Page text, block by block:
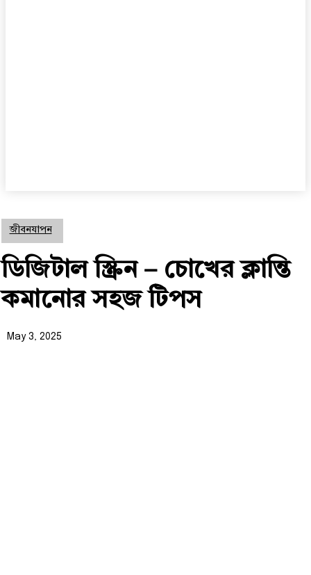
জীবনযাপন
ডিজিটাল স্ক্রিন – চোখের ক্লান্তি
কমানোর সহজ টিপস
May 3, 2025